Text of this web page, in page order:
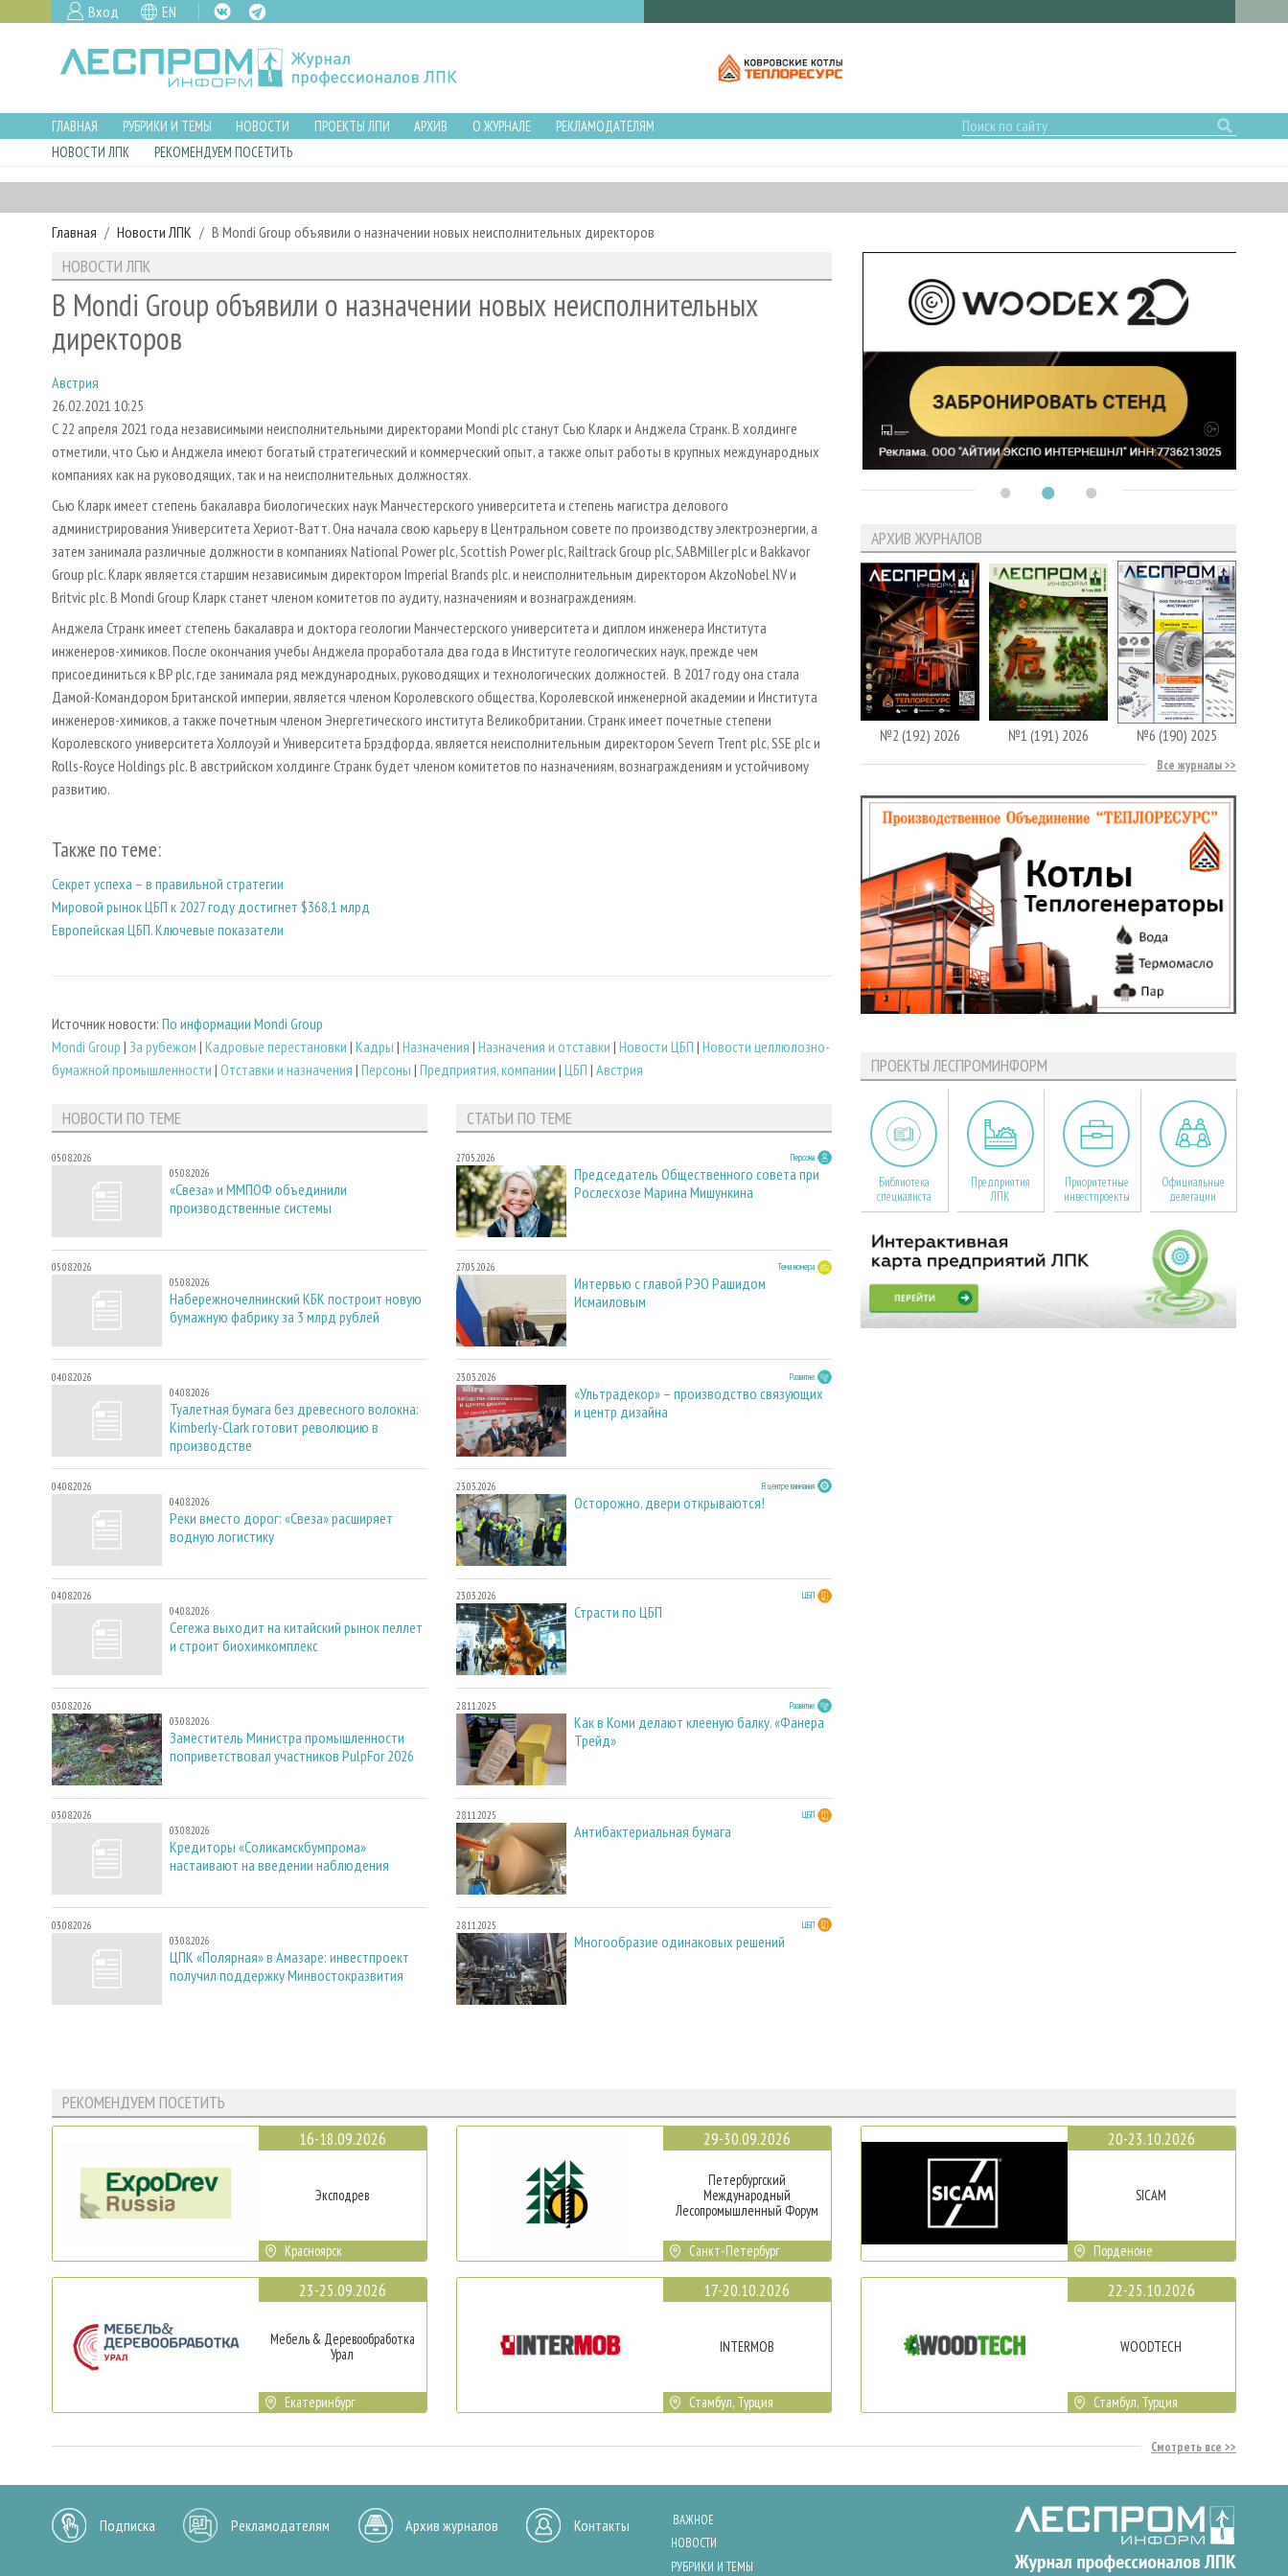
Вход EN
ГЛАВНАЯ РУБРИКИ И ТЕМЫ НОВОСТИ ПРОЕКТЫ ЛПИ АРХИВ О ЖУРНАЛЕ
РЕКЛАМОДАТЕЛЯМ
НОВОСТИ ЛПК
РЕКОМЕНДУЕМ ПОСЕТИТЬ
Главная Новости ЛПК В Mondi Group объявили о назначении новых неисполнительных директоров
НОВОСТИ ЛПК
В Mondi Group объявили о назначении новых неисполнительных
директоров
Австрия
26.02.2021 10:25
С 22 апреля 2021 года независимыми неисполнительными директорами Mondi plc станут Сью Кларк и Анджела Странк. В холдинге
отметили, что Сью и Анджела имеют богатый стратегический и коммерческий опыт, а также опыт работы в крупных международных
компаниях как на руководящих, так и на неисполнительных должностях.
Сью Кларк имеет степень бакалавра биологических наук Манчестерского университета и степень магистра делового
администрирования Университета Хериот-Ватт. Она начала свою карьеру в Центральном совете по производству электроэнергии, а
затем занимала различные должности в компаниях National Power plc, Scottish Power plc, Railtrack Group plc, SABMiller plc и Bakkavor
Group plc. Кларк является старшим независимым директором Imperial Brands plc. и неисполнительным директором AkzoNobel NV и
Britvic plc. В Mondi Group Кларк станет членом комитетов по аудиту, назначениям и вознаграждениям.
Анджела Странк имеет степень бакалавра и доктора геологии Манчестерского университета и диплом инженера Института
инженеров-химиков. После окончания учебы Анджела проработала два года в Институте геологических наук, прежде чем
присоединиться к BP plc, где занимала ряд международных, руководящих и технологических должностей. В 2017 году она стала
Дамой-Командором Британской империи, является членом Королевского общества, Королевской инженерной академии и Института
инженеров-химиков, а также почетным членом Энергетического института Великобритании. Странк имеет почетные степени
Королевского университета Холлоуэй и Университета Брэдфорда, является неисполнительным директором Severn Trent plc, SSE plc и
Rolls-Royce Holdings plc. В австрийском холдинге Странк будет членом комитетов по назначениям, вознаграждениям и устойчивому
развитию.
Также по теме:
Секрет успеха – в правильной стратегии
Мировой рынок ЦБП к 2027 году достигнет $368,1 млрд
Европейская ЦБП. Ключевые показатели
Источник новости: По информации Mondi Group
Mondi Group | За рубежом | Кадровые перестановки | Кадры | Назначения | Назначения и отставки | Новости ЦБП | Новости целлюлозно-
бумажной промышленности | Отставки и назначения | Персоны | Предприятия, компании | ЦБП | Австрия
НОВОСТИ ПО ТЕМЕ
05.08.2026
05.08.2026
«Свеза» и ММПОФ объединили
производственные системы
05.08.2026
05.08.2026
Набережночелнинский КБК построит новую
бумажную фабрику за 3 млрд рублей
04.08.2026
04.08.2026
Туалетная бумага без древесного волокна:
Kimberly-Clark готовит революцию в
производстве
04.08.2026
04.08.2026
Реки вместо дорог: «Свеза» расширяет
водную логистику
04.08.2026
04.08.2026
Сегежа выходит на китайский рынок пеллет
и строит биохимкомплекс
03.08.2026
03.08.2026
Заместитель Министра промышленности
поприветствовал участников PulpFor 2026
03.08.2026
03.08.2026
Кредиторы «Соликамскбумпрома»
настаивают на введении наблюдения
03.08.2026
03.08.2026
ЦПК «Полярная» в Амазаре: инвестпроект
получил поддержку Минвостокразвития
СТАТЬИ ПО ТЕМЕ
27.05.2026 Персона
Председатель Общественного совета при
Рослесхозе Марина Мишункина
27.05.2026 Тема номера
Интервью с главой РЭО Рашидом
Исмаиловым
23.03.2026 Развитие
«Ультрадекор» – производство связующих
и центр дизайна
23.03.2026 В центре внимания
Осторожно, двери открываются!
23.03.2026 ЦБП
Страсти по ЦБП
28.11.2025 Развитие
Как в Коми делают клееную балку. «Фанера
Трейд»
28.11.2025 ЦБП
Антибактериальная бумага
28.11.2025 ЦБП
Многообразие одинаковых решений
АРХИВ ЖУРНАЛОВ
№2 (192) 2026 №1 (191) 2026 №6 (190) 2025
Все журналы
ПРОЕКТЫ ЛЕСПРОМИНФОРМ
Библиотека
специалиста
Предприятия
ЛПК
Приоритетные
инвестпроекты
Официальные
делегации
РЕКОМЕНДУЕМ ПОСЕТИТЬ
16-18.09.2026
Эксподрев
Красноярск
23-25.09.2026
Мебель & Деревообработка
Урал
Екатеринбург
29-30.09.2026
Петербургский
Международный
Лесопромышленный Форум
Санкт-Петербург
17-20.10.2026
INTERMOB
Стамбул, Турция
20-23.10.2026
SICAM
Порденоне
22-25.10.2026
WOODTECH
Стамбул, Турция
Смотреть все
Подписка Рекламодателям Архив журналов Контакты
ВАЖНОЕ
НОВОСТИ
РУБРИКИ И ТЕМЫ